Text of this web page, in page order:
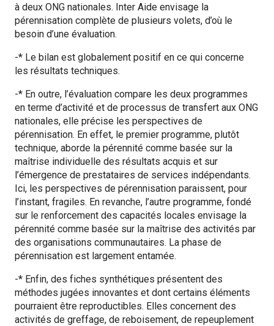
à deux ONG nationales. Inter Aide envisage la
pérennisation complète de plusieurs volets, d’où le
besoin d’une évaluation.
-* Le bilan est globalement positif en ce qui concerne
les résultats techniques.
-* En outre, l’évaluation compare les deux programmes
en terme d’activité et de processus de transfert aux ONG
nationales, elle précise les perspectives de
pérennisation. En effet, le premier programme, plutôt
technique, aborde la pérennité comme basée sur la
maîtrise individuelle des résultats acquis et sur
l’émergence de prestataires de services indépendants.
Ici, les perspectives de pérennisation paraissent, pour
l’instant, fragiles. En revanche, l’autre programme, fondé
sur le renforcement des capacités locales envisage la
pérennité comme basée sur la maîtrise des activités par
des organisations communautaires. La phase de
pérennisation est largement entamée.
-* Enfin, des fiches synthétiques présentent des
méthodes jugées innovantes et dont certains éléments
pourraient être reproductibles. Elles concernent des
activités de greffage, de reboisement, de repeuplement